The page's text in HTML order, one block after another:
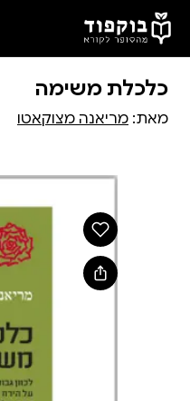
דלג לתוכן הראשי
כלכלת משימה
מאת: מריאנה מצוקאטו